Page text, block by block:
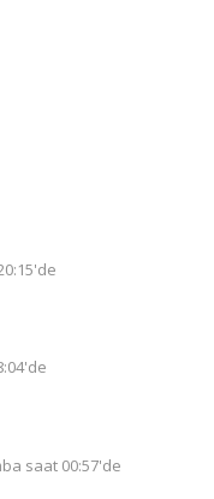
saat 00:57'de